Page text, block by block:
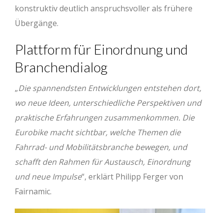
konstruktiv deutlich anspruchsvoller als frühere
Übergänge.
Plattform für Einordnung und
Branchendialog
„Die spannendsten Entwicklungen entstehen dort,
wo neue Ideen, unterschiedliche Perspektiven und
praktische Erfahrungen zusammenkommen. Die
Eurobike macht sichtbar, welche Themen die
Fahrrad- und Mobilitätsbranche bewegen, und
schafft den Rahmen für Austausch, Einordnung
und neue Impulse“, erklärt Philipp Ferger von
Fairnamic.